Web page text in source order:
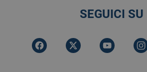
SEGUICI SU